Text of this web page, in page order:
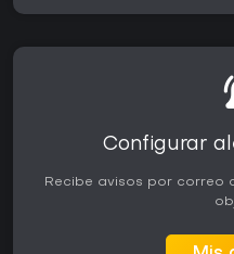
Configurar
Recibe avisos por correo